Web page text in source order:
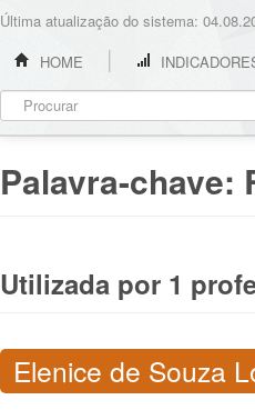
Última atualização do sistema:
HOME
Palavra-chave:
Utilizada por 1
Elenice de Souza